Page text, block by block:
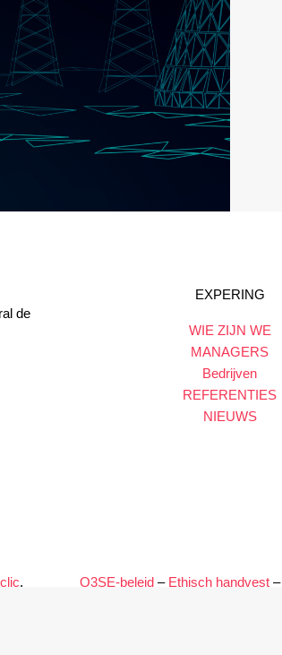
de
EXPERING
WIE ZIJN WE
MANAGERS
Bedrijven
REFERENTIES
NIEUWS
. Q3SE-beleid – Ethisch handvest–